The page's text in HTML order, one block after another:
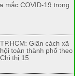
mắc COVID-19 trong
TP.HCM: Giãn cách xã
hội toàn thành phố theo
Chỉ thị 15